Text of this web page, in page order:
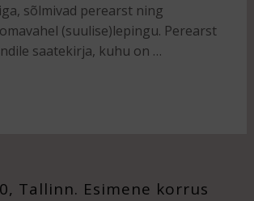
sõlmivad perearst ning
(suulise)lepingu. Perearst
saatekirja, kuhu on …
Tallinn. Esimene korrus